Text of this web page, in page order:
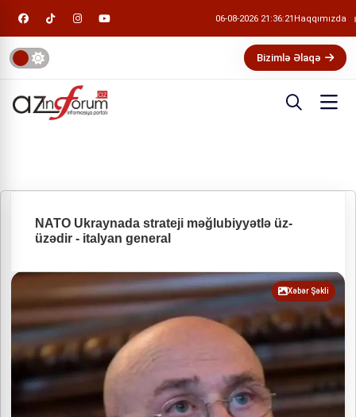
06-08-2026 21:36:21 Haqqımızda
Bizimlə Əlaqə
NATO Ukraynada strateji məğlubiyyətlə üz-
üzədir - italyan general
Xəbər Şəkli